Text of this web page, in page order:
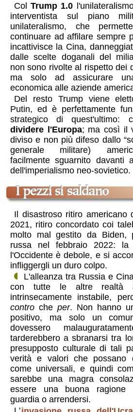
ColTrump 1.0
interventista sul piano
unilateralismo, che
continuare ad affilare sempre
incattivisce la Cina,
dalle scelte doganali del
non sono rivolte al rispetto dei
ma solo ad assicurare
economica alle aziende
Del resto Trump viene
Putin, ed è perfettamente
strategico di quest'ultimo:
dividere l'Europa; ma così il
diviso e non più difeso dallo
generale militare)
facilmente sguarnito davanti
dell'imperialismo neo-sovietico.
i pezzi si saldano
Il disastroso ritiro americano
2021, ritiro concordato coi
molto mal gestito da Biden,
russa nel febbraio 2022:
l'Occidente è debole, e si
infliggergli un duro colpo.
L'alleanza tra Russia e
con tutte le altre realtà
intrinsecamente instabile,
controche per. Non hanno
positivo, ma solo un
dovessero
tarderebbero a sbranarsi tra
presupposto culturale di tali
verità e valori che possano
come universali, e quindi
sarebbe una magra
essere una buona ragione
guardia o arrendersi.